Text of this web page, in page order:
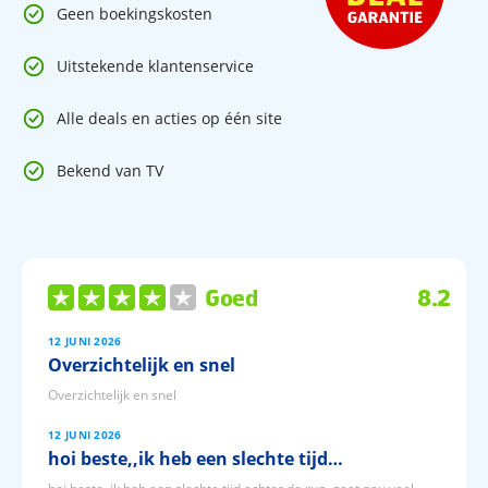
Junior Suite (30 m²):
Een ruimere kamer met een zithoek en
een bank, perfect voor extra comfort. De suite biedt een
aangenaam uitzicht op de tuin en het zwembad.
Populaire faciliteiten
Snackbar
Bar
Buitenzwembad (seizoensgebonden)
Zonneterras
Tuin
Geen boekingskosten
Uitstekende klantenservice
Alle deals en acties op één site
Bekend van TV
Goed 8.2
12 JUNI 2026
Overzichtelijk en snel
Overzichtelijk en snel
12 JUNI 2026
hoi beste,,ik heb een slechte tijd…